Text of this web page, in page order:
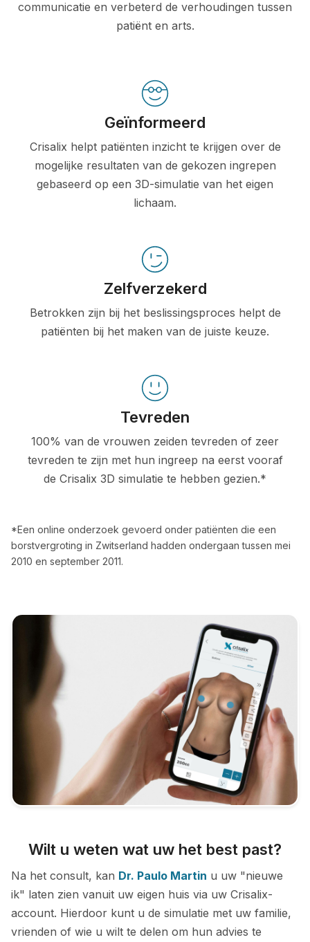
communicatie en verbeterd de verhoudingen tussen
patiënt en arts.
Geïnformeerd
Crisalix helpt patiënten inzicht te krijgen over de
mogelijke resultaten van de gekozen ingrepen
gebaseerd op een 3D-simulatie van het eigen
lichaam.
Zelfverzekerd
Betrokken zijn bij het beslissingsproces helpt de
patiënten bij het maken van de juiste keuze.
Tevreden
100% van de vrouwen zeiden tevreden of zeer
tevreden te zijn met hun ingreep na eerst vooraf
de Crisalix 3D simulatie te hebben gezien.*
*Een online onderzoek gevoerd onder patiënten die een
borstvergroting in Zwitserland hadden ondergaan tussen mei
2010 en september 2011.
Wilt u weten wat uw het best past?
Na het consult, kan Dr. Paulo Martin u uw "nieuwe
ik" laten zien vanuit uw eigen huis via uw Crisalix-
account. Hierdoor kunt u de simulatie met uw familie,
vrienden of wie u wilt te delen om hun advies te